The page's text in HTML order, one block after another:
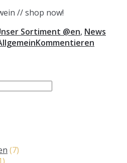
// shop now!
Sortiment @en, News
Kommentieren
(7)